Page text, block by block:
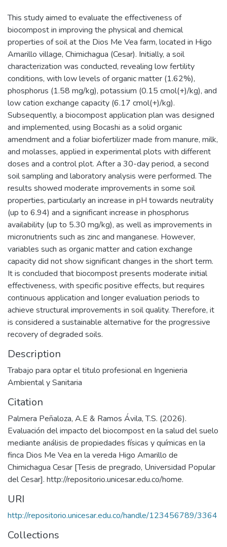
This study aimed to evaluate the effectiveness of
biocompost in improving the physical and chemical
properties of soil at the Dios Me Vea farm, located in Higo
Amarillo village, Chimichagua (Cesar). Initially, a soil
characterization was conducted, revealing low fertility
conditions, with low levels of organic matter (1.62%),
phosphorus (1.58 mg/kg), potassium (0.15 cmol(+)/kg), and
low cation exchange capacity (6.17 cmol(+)/kg).
Subsequently, a biocompost application plan was designed
and implemented, using Bocashi as a solid organic
amendment and a foliar biofertilizer made from manure, milk,
and molasses, applied in experimental plots with different
doses and a control plot. After a 30-day period, a second
soil sampling and laboratory analysis were performed. The
results showed moderate improvements in some soil
properties, particularly an increase in pH towards neutrality
(up to 6.94) and a significant increase in phosphorus
availability (up to 5.30 mg/kg), as well as improvements in
micronutrients such as zinc and manganese. However,
variables such as organic matter and cation exchange
capacity did not show significant changes in the short term.
It is concluded that biocompost presents moderate initial
effectiveness, with specific positive effects, but requires
continuous application and longer evaluation periods to
achieve structural improvements in soil quality. Therefore, it
is considered a sustainable alternative for the progressive
recovery of degraded soils.
Description
Trabajo para optar el titulo profesional en Ingenieria
Ambiental y Sanitaria
Citation
Palmera Peñaloza, A.E & Ramos Ávila, T.S. (2026).
Evaluación del impacto del biocompost en la salud del suelo
mediante análisis de propiedades físicas y químicas en la
finca Dios Me Vea en la vereda Higo Amarillo de
Chimichagua Cesar [Tesis de pregrado, Universidad Popular
del Cesar]. http://repositorio.unicesar.edu.co/home.
URI
http://repositorio.unicesar.edu.co/handle/123456789/3364
Collections